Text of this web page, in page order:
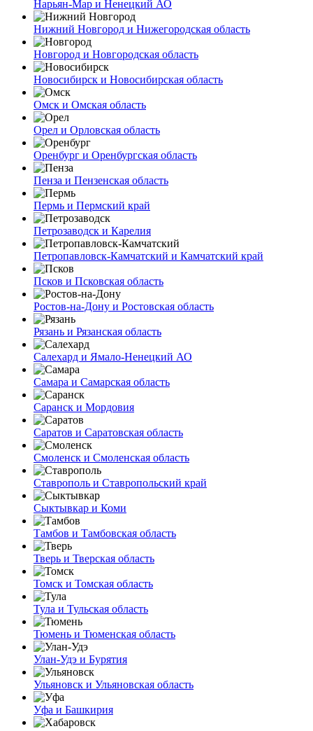
Нарьян-Мар и Ненецкий АО
Нижний Новгород и Нижегородская область
Новгород и Новгородская область
Новосибирск и Новосибирская область
Омск и Омская область
Орел и Орловская область
Оренбург и Оренбургская область
Пенза и Пензенская область
Пермь и Пермский край
Петрозаводск и Карелия
Петропавловск-Камчатский и Камчатский край
Псков и Псковская область
Ростов-на-Дону и Ростовская область
Рязань и Рязанская область
Салехард и Ямало-Ненецкий АО
Самара и Самарская область
Саранск и Мордовия
Саратов и Саратовская область
Смоленск и Смоленская область
Ставрополь и Ставропольский край
Сыктывкар и Коми
Тамбов и Тамбовская область
Тверь и Тверская область
Томск и Томская область
Тула и Тульская область
Тюмень и Тюменская область
Улан-Удэ и Бурятия
Ульяновск и Ульяновская область
Уфа и Башкирия